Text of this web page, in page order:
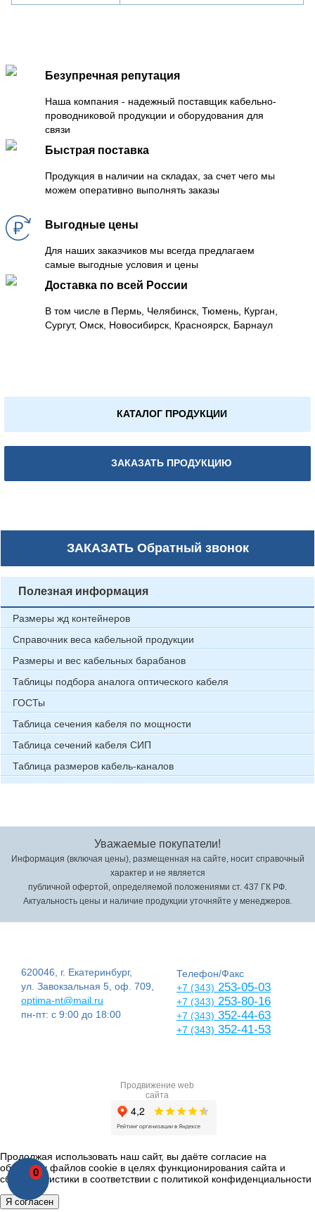
Безупречная репутация
Наша компания - надежный поставщик кабельно-
проводниковой продукции и оборудования для
связи
Быстрая поставка
Продукция в наличии на складах, за счет чего мы
можем оперативно выполнять заказы
Выгодные цены
Для наших заказчиков мы всегда предлагаем
самые выгодные условия и цены
Доставка по всей России
В том числе в Пермь, Челябинск, Тюмень, Курган,
Сургут, Омск, Новосибирск, Красноярск, Барнаул
КАТАЛОГ ПРОДУКЦИИ
ЗАКАЗАТЬ ПРОДУКЦИЮ
ЗАКАЗАТЬОбратный звонок
0
Полезная информация
Размеры жд контейнеров
Справочник веса кабельной продукции
Размеры и вес кабельных барабанов
Таблицы подбора аналога оптического кабеля
ГОСТы
Таблица сечения кабеля по мощности
Таблица сечений кабеля СИП
Таблица размеров кабель-каналов
Уважаемые покупатели!
Информация (включая цены), размещенная на сайте, носит справочный
характер и не является
публичной офертой, определяемой положениями ст. 437 ГК РФ.
Актуальность цены и наличие продукции уточняйте у менеджеров.
620046, г. Екатеринбург,
ул. Завокзальная 5, оф. 709,
optima-nt@mail.ru
пн-пт: с 9:00 до 18:00
Телефон/Факс
+7 (343) 253-05-03
+7 (343) 253-80-16
+7 (343) 352-44-63
+7 (343) 352-41-53
Продвижение web
сайта
Продолжая использовать наш сайт, вы даёте согласие на
обработку файлов cookie в целях функционирования сайта и
сбора статистики в соответствии с политикой конфиденциальности
Я согласен